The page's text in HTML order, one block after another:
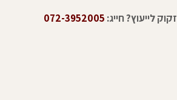
זקוק לייעוץ?חייג: 072-3952005